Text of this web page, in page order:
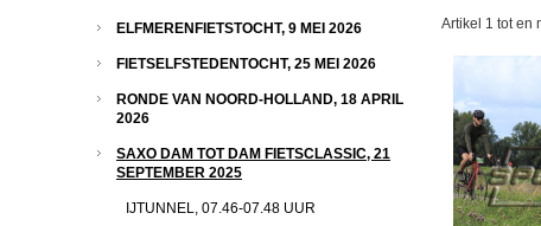
Artikel 1 tot en
ELFMERENFIETSTOCHT, 9 MEI 2026
FIETSELFSTEDENTOCHT, 25 MEI 2026
RONDE VAN NOORD-HOLLAND, 18 APRIL
2026
SAXO DAM TOT DAM FIETSCLASSIC, 21
SEPTEMBER 2025
IJTUNNEL, 07.46-07.48 UUR